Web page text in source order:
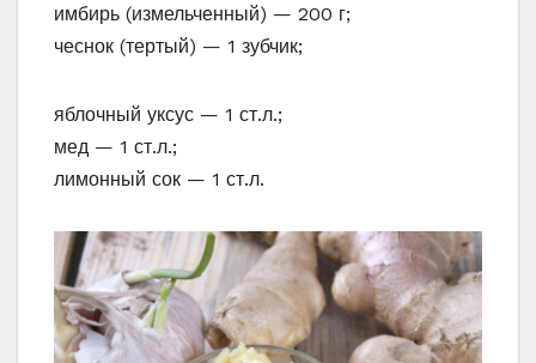
имбирь (измельченный) — 200 г;
чеснок (тертый) — 1 зубчик;
яблочный уксус — 1 ст.л.;
мед — 1 ст.л.;
лимонный сок — 1 ст.л.